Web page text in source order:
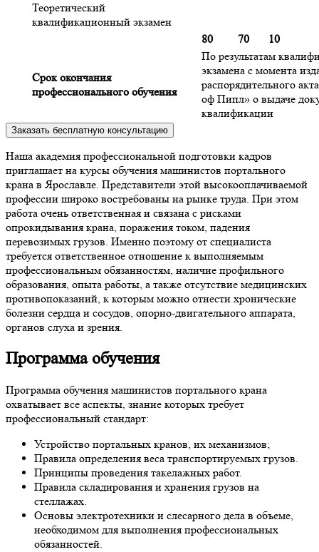
Теоретический
квалификационный экзамен
80
70 10
Срок окончания
профессионального обучения
По результатам
экзамена с момента
распорядительного
оф Пипл» о выдаче
квалификации
Заказать бесплатную консультацию
Наша академия профессиональной подготовки кадров
приглашает на курсы обучения машинистов портального
крана в Ярославле. Представители этой высокооплачиваемой
профессии широко востребованы на рынке труда. При этом
работа очень ответственная и связана с рисками
опрокидывания крана, поражения током, падения
перевозимых грузов. Именно поэтому от специалиста
требуется ответственное отношение к выполняемым
профессиональным обязанностям, наличие профильного
образования, опыта работы, а также отсутствие медицинских
противопоказаний, к которым можно отнести хронические
болезни сердца и сосудов, опорно-двигательного аппарата,
органов слуха и зрения.
Программа обучения
Программа обучения машинистов портального крана
охватывает все аспекты, знание которых требует
профессиональный стандарт:
Устройство портальных кранов, их механизмов;
Правила определения веса транспортируемых грузов.
Принципы проведения такелажных работ.
Правила складирования и хранения грузов на
стеллажах.
Основы электротехники и слесарного дела в объеме,
необходимом для выполнения профессиональных
обязанностей.